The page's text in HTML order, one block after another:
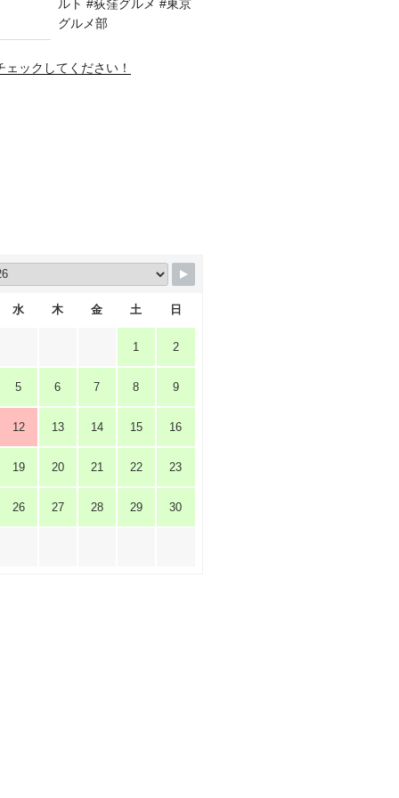
ックしてください！
水 木 金 土 日
1 2
5 6 7 8 9
12 13 14 15 16
19 20 21 22 23
26 27 28 29 30